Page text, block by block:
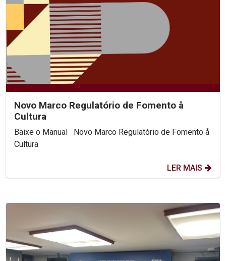
Novo Marco Regulatório de Fomento å
Cultura
Baixe o Manual Novo Marco Regulatório de Fomento å
Cultura
LER MAIS